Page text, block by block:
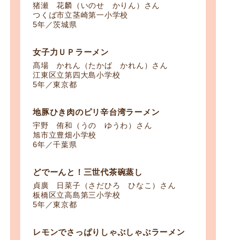
猪瀬 花麟（いのせ かりん）さん
つくば市立茎崎第一小学校
5年／茨城県
女子力ＵＰラーメン
髙場 かれん（たかば かれん）さん
江東区立第四大島小学校
5年／東京都
地豚ひき肉のピリ辛台湾ラーメン
宇野 侑和（うの ゆうわ）さん
旭市立豊畑小学校
6年／千葉県
どでーんと！三世代茶碗蒸し
貞廣 日菜子（さだひろ ひなこ）さん
板橋区立高島第三小学校
5年／東京都
レモンでさっぱりしゃぶしゃぶラーメン